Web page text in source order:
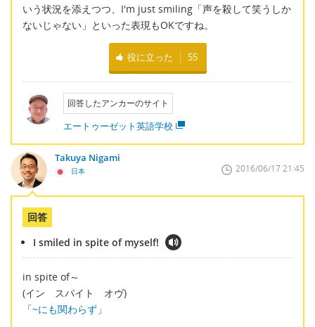
いう状況を添えつつ、I'm just smiling「声を殺して笑うしか
ないじゃない」といった表現もOKですね。
役に立った 55
回答したアンカーのサイト
エートゥーゼット英語学校
Takuya Nigami
日本 2016/06/17 21:45
回答
I smiled in spite of myself!
in spite of～
(イン スパイト オヴ)
「~にも関わらず 」